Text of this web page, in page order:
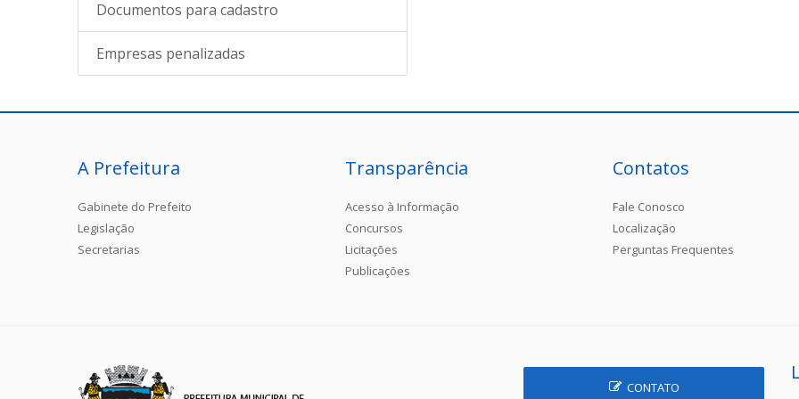
Documentos para cadastro
Empresas penalizadas
A Prefeitura
Gabinete do Prefeito
Legislação
Secretarias
Transparência
Acesso à Informação
Concursos
Licitações
Publicações
Contatos
Fale Conosco
Localização
Perguntas Frequentes
CONTATO